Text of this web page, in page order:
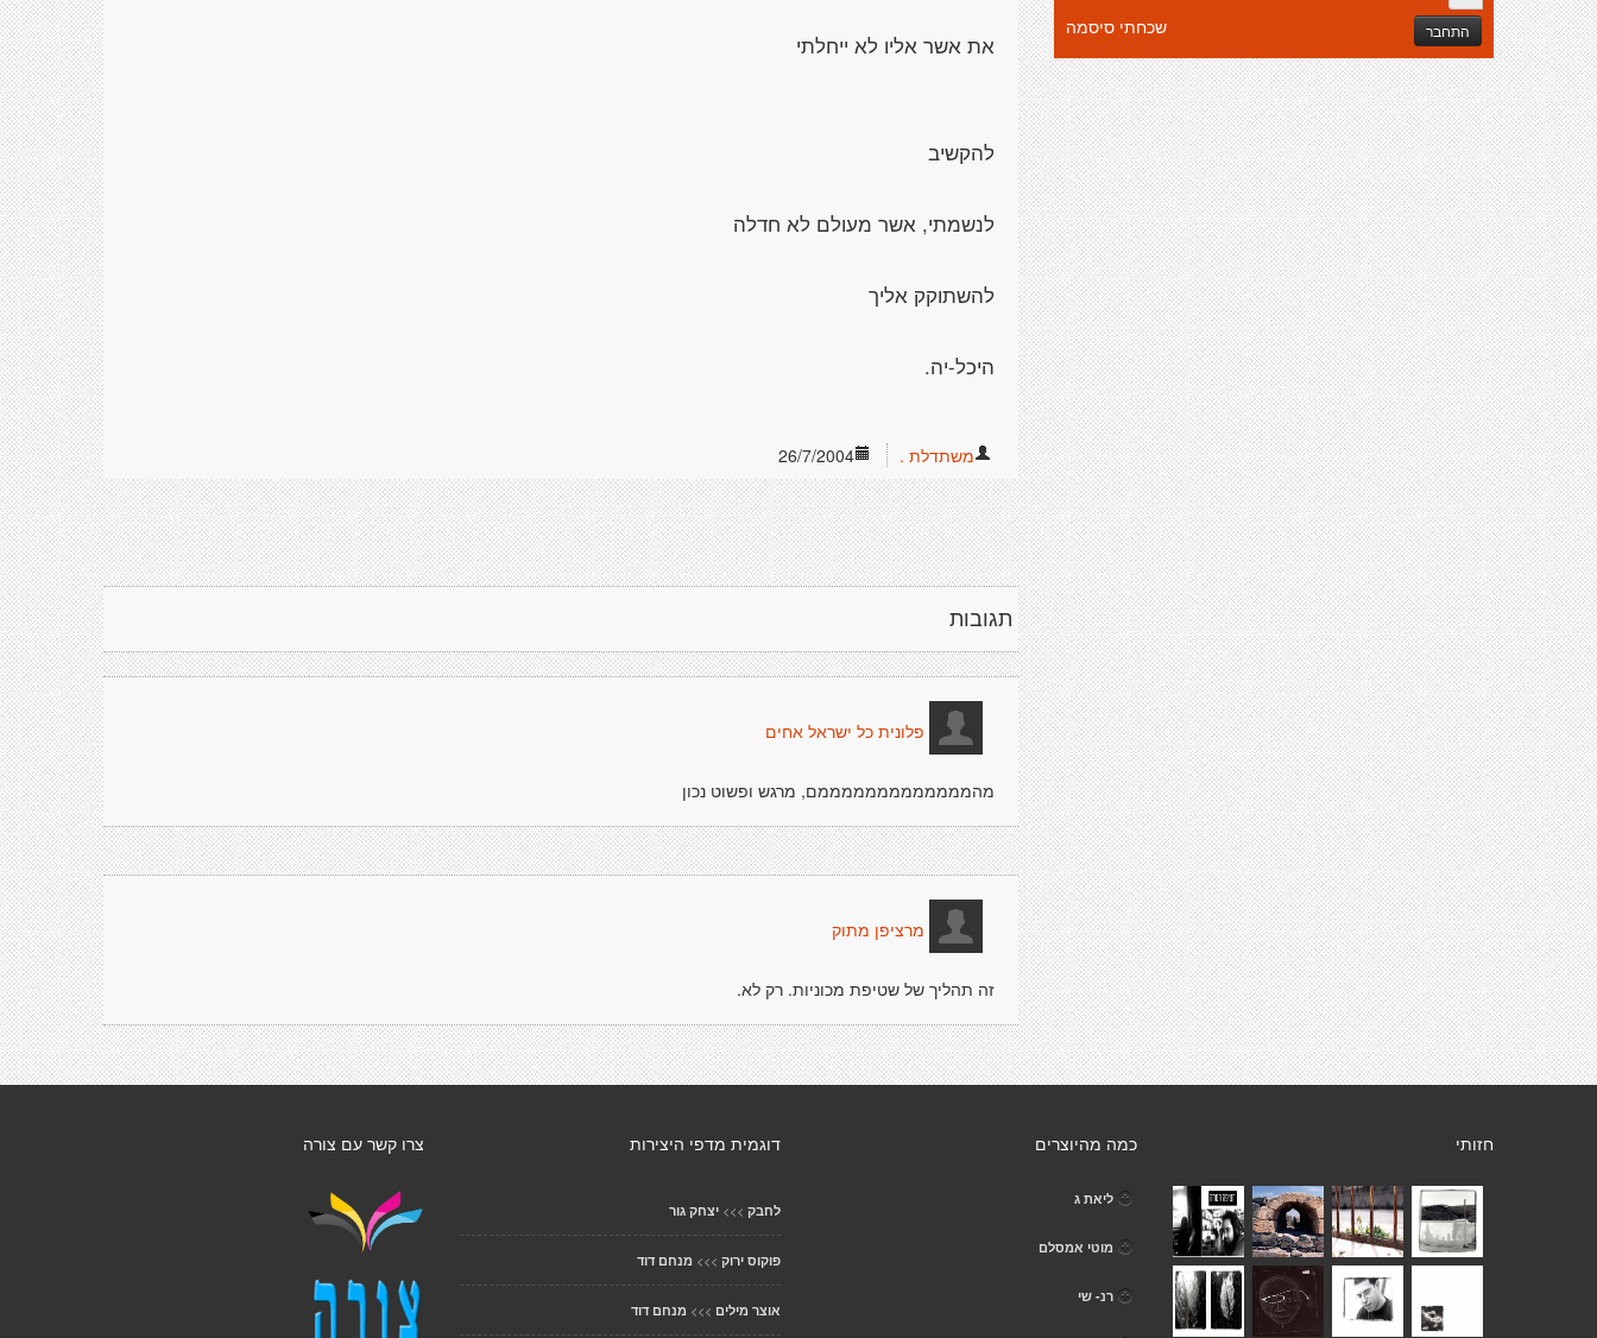
26/7/2004 משתדלת .
תגובות
פלונית כל ישראל אחים
מהמממממממממממממם, מרגש ופשוט נכון
מרציפן מתוק
זה תהליך של שטיפת מכוניות. רק לא.
התחבר שכחתי סיסמה
צרו קשר עם צורה דוגמית מדפי היצירות
לחבק >>> יצחק גור
פוקוס ירוק >>> מנחם דוד
אוצר מילים >>> מנחם דוד
כמה מהיוצרים
ליאת ג
מוטי אמסלם
רנ- שי
חזותי